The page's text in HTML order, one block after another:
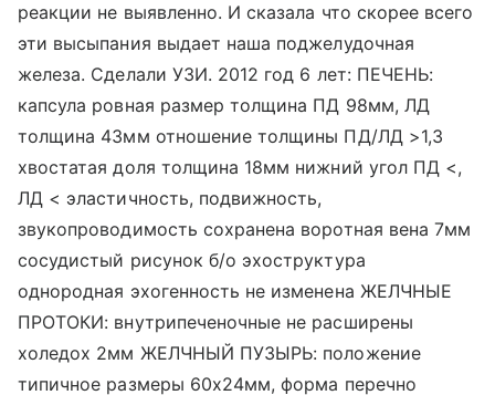
реакции не выявленно. И сказала что скорее всего
эти высыпания выдает наша поджелудочная
железа. Сделали УЗИ. 2012 год 6 лет: ПЕЧЕНЬ:
капсула ровная размер толщина ПД 98мм, ЛД
толщина 43мм отношение толщины ПД/ЛД >1,3
хвостатая доля толщина 18мм нижний угол ПД <,
ЛД < эластичность, подвижность,
звукопроводимость сохранена воротная вена 7мм
сосудистый рисунок б/о эхоструктура
однородная эхогенность не изменена ЖЕЛЧНЫЕ
ПРОТОКИ: внутрипеченочные не расширены
холедох 2мм ЖЕЛЧНЫЙ ПУЗЫРЬ: положение
типичное размеры 60х24мм, форма перечно